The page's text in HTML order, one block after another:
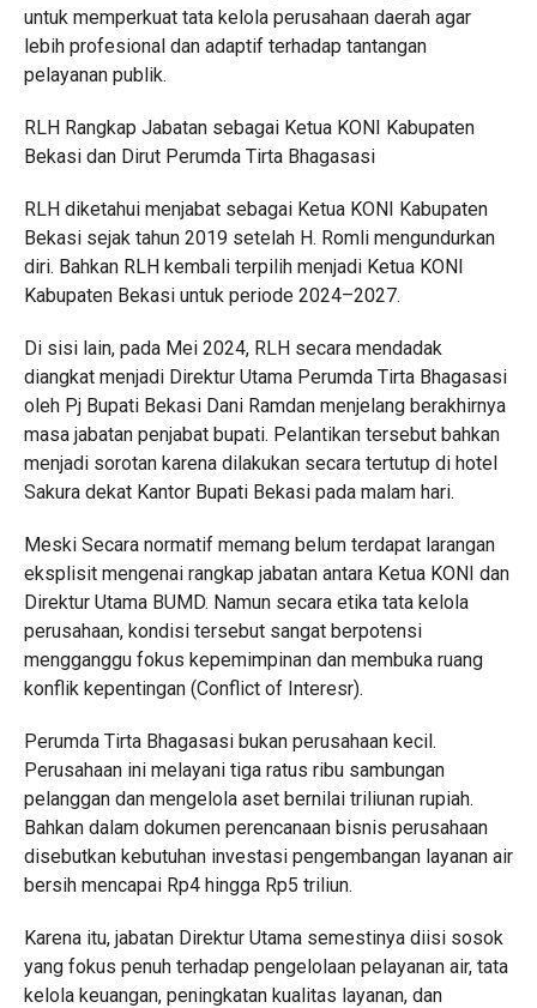
untuk memperkuat tata kelola perusahaan daerah agar
lebih profesional dan adaptif terhadap tantangan
pelayanan publik.
RLH Rangkap Jabatan sebagai Ketua KONI Kabupaten
Bekasi dan Dirut Perumda Tirta Bhagasasi
RLH diketahui menjabat sebagai Ketua KONI Kabupaten
Bekasi sejak tahun 2019 setelah H. Romli mengundurkan
diri. Bahkan RLH kembali terpilih menjadi Ketua KONI
Kabupaten Bekasi untuk periode 2024–2027.
Di sisi lain, pada Mei 2024, RLH secara mendadak
diangkat menjadi Direktur Utama Perumda Tirta Bhagasasi
oleh Pj Bupati Bekasi Dani Ramdan menjelang berakhirnya
masa jabatan penjabat bupati. Pelantikan tersebut bahkan
menjadi sorotan karena dilakukan secara tertutup di hotel
Sakura dekat Kantor Bupati Bekasi pada malam hari.
Meski Secara normatif memang belum terdapat larangan
eksplisit mengenai rangkap jabatan antara Ketua KONI dan
Direktur Utama BUMD. Namun secara etika tata kelola
perusahaan, kondisi tersebut sangat berpotensi
mengganggu fokus kepemimpinan dan membuka ruang
konflik kepentingan (Conflict of Interesr).
Perumda Tirta Bhagasasi bukan perusahaan kecil.
Perusahaan ini melayani tiga ratus ribu sambungan
pelanggan dan mengelola aset bernilai triliunan rupiah.
Bahkan dalam dokumen perencanaan bisnis perusahaan
disebutkan kebutuhan investasi pengembangan layanan air
bersih mencapai Rp4 hingga Rp5 triliun.
Karena itu, jabatan Direktur Utama semestinya diisi sosok
yang fokus penuh terhadap pengelolaan pelayanan air, tata
kelola keuangan, peningkatan kualitas layanan, dan